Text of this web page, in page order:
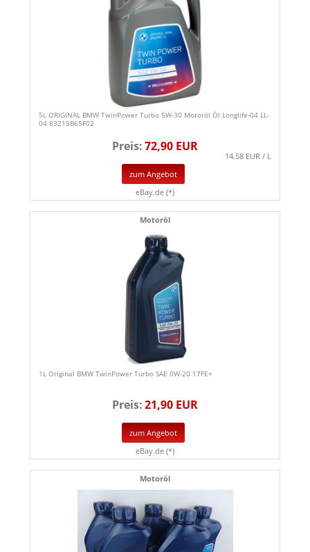
5L ORIGINAL BMW TwinPower Turbo 5W-30 Motoröl Öl Longlife-04 LL-
04 83215B65F02
Preis:72,90 EUR
14.58 EUR / L
zum Angebot
eBay.de (*)
Motoröl
1L Original BMW TwinPower Turbo SAE 0W-20 17FE+
Preis:21,90 EUR
zum Angebot
eBay.de (*)
Motoröl